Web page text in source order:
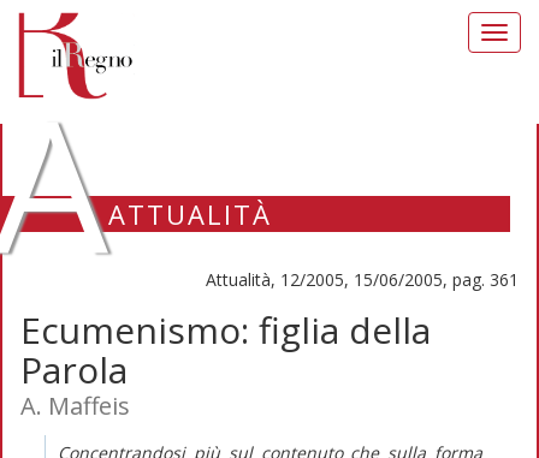
ATTUALITÀ
Attualità, 12/2005, 15/06/2005, pag. 361
Ecumenismo: figlia della
Parola
A. Maffeis
Concentrandosi più sul contenuto che sulla forma